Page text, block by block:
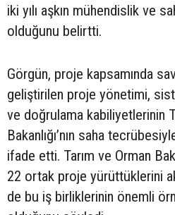
iki yılı aşkın mühendislik ve
olduğunu belirtti.
Görgün, proje kapsamında
geliştirilen proje yönetimi,
ve doğrulama kabiliyetlerinin
Bakanlığı’nın saha
ifade etti. Tarım ve Orman
22 ortak proje yürüttüklerini
de bu iş birliklerinin önemli